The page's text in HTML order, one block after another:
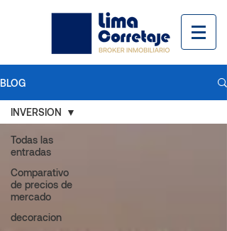
BLOG
Todas las
entradas
Comparativo
de precios de
mercado
decoracion
INVERSION